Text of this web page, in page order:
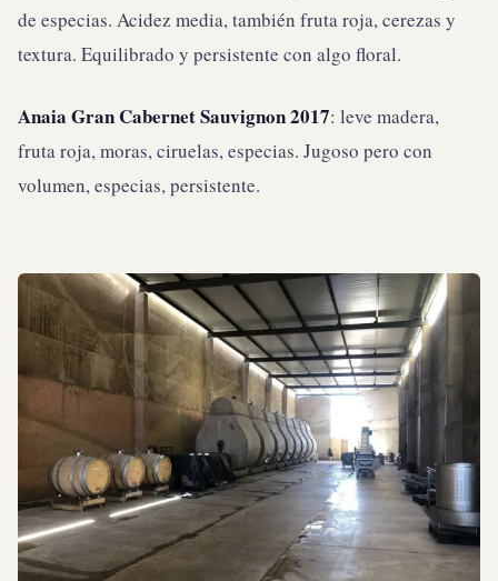
de especias. Acidez media, también fruta roja, cerezas y
textura. Equilibrado y persistente con algo floral.
Anaia Gran Cabernet Sauvignon 2017: leve madera,
fruta roja, moras, ciruelas, especias. Jugoso pero con
volumen, especias, persistente.